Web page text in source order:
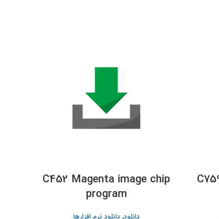
C452 Magenta image chip
program
دانلود, دانلود نرم افزارها